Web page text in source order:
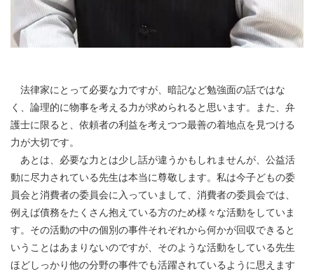
法律家にとって必要な力ですが、暗記など勉強面の話ではな
く、論理的に物事を考える力が求められると思います。また、弁
護士に限ると、依頼者の利益を考えつつ最善の着地点を見つける
力が大切です。
あとは、必要な力とは少し話が違うかもしれませんが、公益活
動に尽力されている先生は本当に尊敬します。私は今子どもの委
員会と消費者の委員会に入っていまして、消費者の委員会では、
例えば債務をたくさん抱えている方のため様々な活動をしていま
す。その活動の中の個別の事件それぞれから何かが回収できると
いうことはあまりないのですが、そのような活動をしている先生
ほどしっかり他の分野の事件でも活躍されているように思えます